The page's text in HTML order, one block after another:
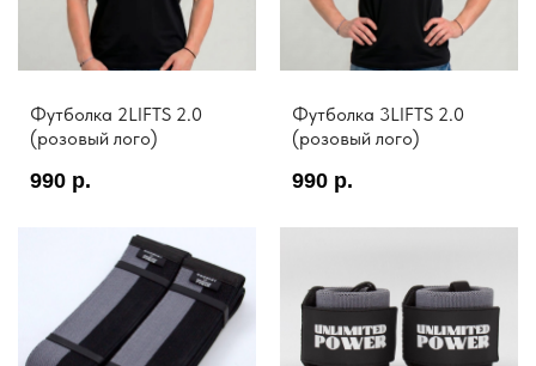
Футболка 2LIFTS 2.0
(розовый лого)
990 р.
Футболка 3LIFTS 2.0
(розовый лого)
990 р.